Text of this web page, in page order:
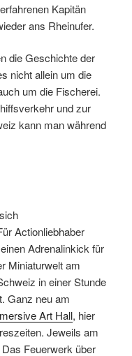
Kapitän
ans Rheinufer.
die Geschichte der
nicht allein um die
um die Fischerei.
und zur
kann man während
Actionliebhaber
einen Adrenalinkick für
Miniaturwelt am
in einer Stunde
Ganz neu am
Art Hall, hier
Jeweils am
Das Feuerwerk über